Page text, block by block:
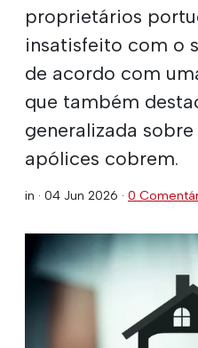
proprietários
insatisfeito com o
de acordo com
que também
generalizada sobre
apólices cobrem.
in · 04 Jun 2026 · 0